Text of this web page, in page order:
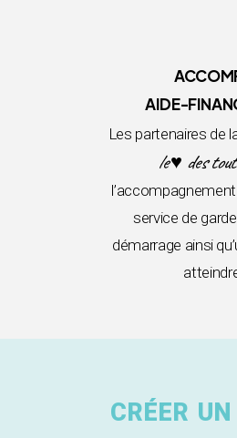
AIDE-
Les partenaires de
le ♥ des
service de
démarrage ainsi
CRÉER